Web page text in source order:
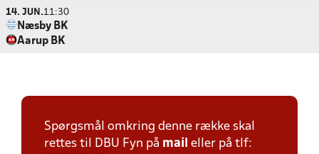
14. JUN.11:30
Næsby BK
Aarup BK
Spørgsmål omkring denne række skal
rettes til DBU Fyn på mail eller på tlf: